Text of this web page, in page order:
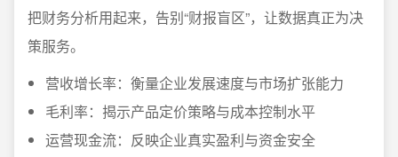
把财务分析用起来，告别“财报盲区”，让数据真正为决
策服务。
营收增长率：衡量企业发展速度与市场扩张能力
毛利率：揭示产品定价策略与成本控制水平
运营现金流：反映企业真实盈利与资金安全